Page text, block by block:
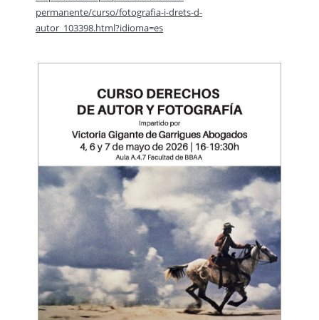
permanente/curso/fotografia-i-drets-d-
autor_103398.html?idioma=es